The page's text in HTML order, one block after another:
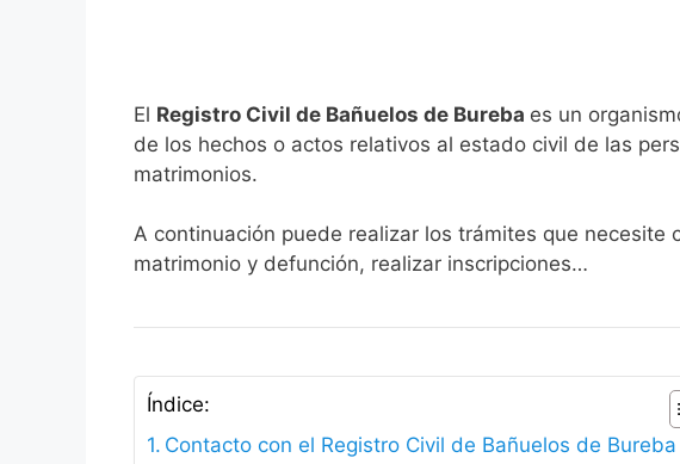
El Registro Civil de Bañuelos de Bureba es un
de los hechos o actos relativos al estado civil de las
matrimonios.
A continuación puede realizar los trámites que
matrimonio y defunción, realizar inscripciones…
Índice:
Contacto con el Registro Civil de Bañuelos de Bureba